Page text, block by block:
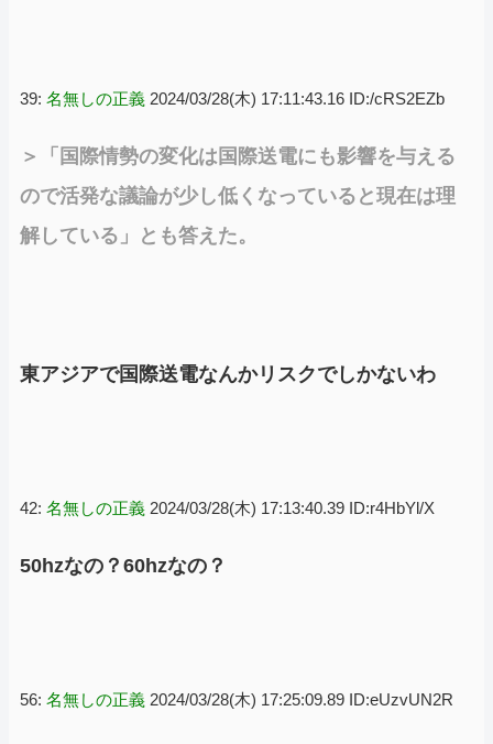
39: 名無しの正義 2024/03/28(木) 17:11:43.16 ID:/cRS2EZb
＞「国際情勢の変化は国際送電にも影響を与える
ので活発な議論が少し低くなっていると現在は理
解している」とも答えた。
東アジアで国際送電なんかリスクでしかないわ
42: 名無しの正義 2024/03/28(木) 17:13:40.39 ID:r4HbYl/X
50hzなの？60hzなの？
56: 名無しの正義 2024/03/28(木) 17:25:09.89 ID:eUzvUN2R